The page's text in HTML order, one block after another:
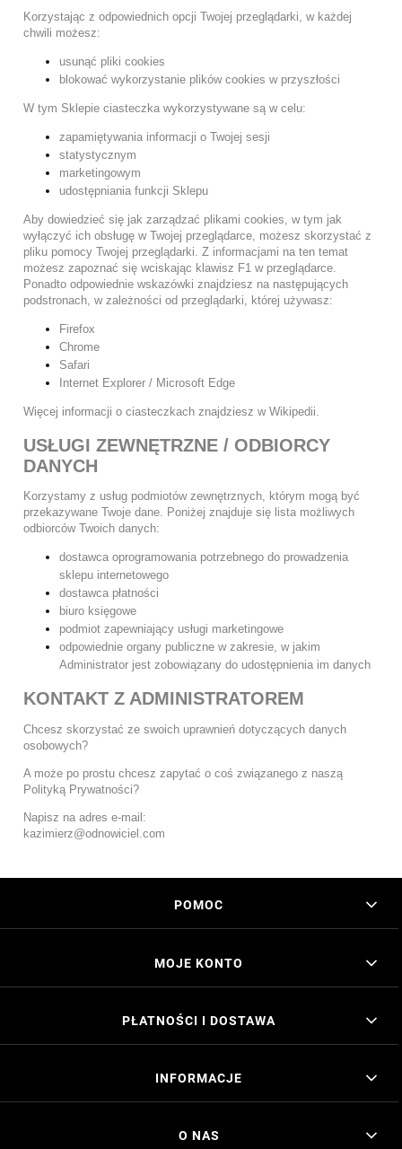
Korzystając z odpowiednich opcji Twojej przeglądarki, w każdej
chwili możesz:
usunąć pliki cookies
blokować wykorzystanie plików cookies w przyszłości
W tym Sklepie ciasteczka wykorzystywane są w celu:
zapamiętywania informacji o Twojej sesji
statystycznym
marketingowym
udostępniania funkcji Sklepu
Aby dowiedzieć się jak zarządzać plikami cookies, w tym jak
wyłączyć ich obsługę w Twojej przeglądarce, możesz skorzystać z
pliku pomocy Twojej przeglądarki. Z informacjami na ten temat
możesz zapoznać się wciskając klawisz F1 w przeglądarce.
Ponadto odpowiednie wskazówki znajdziesz na następujących
podstronach, w zależności od przeglądarki, której używasz:
Firefox
Chrome
Safari
Internet Explorer / Microsoft Edge
Więcej informacji o ciasteczkach znajdziesz w Wikipedii.
USŁUGI ZEWNĘTRZNE / ODBIORCY
DANYCH
Korzystamy z usług podmiotów zewnętrznych, którym mogą być
przekazywane Twoje dane. Poniżej znajduje się lista możliwych
odbiorców Twoich danych:
dostawca oprogramowania potrzebnego do prowadzenia
sklepu internetowego
dostawca płatności
biuro księgowe
podmiot zapewniający usługi marketingowe
odpowiednie organy publiczne w zakresie, w jakim
Administrator jest zobowiązany do udostępnienia im danych
KONTAKT Z ADMINISTRATOREM
Chcesz skorzystać ze swoich uprawnień dotyczących danych
osobowych?
A może po prostu chcesz zapytać o coś związanego z naszą
Polityką Prywatności?
Napisz na adres e-mail:
kazimierz@odnowiciel.com
POMOC
MOJE KONTO
PŁATNOŚCI I DOSTAWA
INFORMACJE
O NAS